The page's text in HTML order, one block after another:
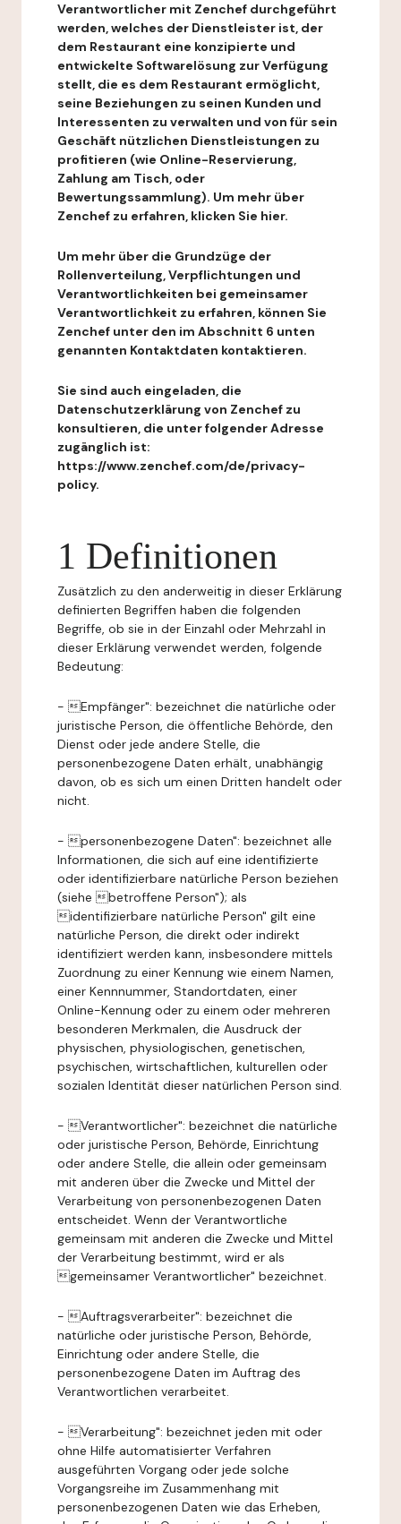
Verantwortlicher mit Zenchef durchgeführt
werden, welches der Dienstleister ist, der
dem Restaurant eine konzipierte und
entwickelte Softwarelösung zur Verfügung
stellt, die es dem Restaurant ermöglicht,
seine Beziehungen zu seinen Kunden und
Interessenten zu verwalten und von für sein
Geschäft nützlichen Dienstleistungen zu
profitieren (wie Online-Reservierung,
Zahlung am Tisch, oder
Bewertungssammlung). Um mehr über
Zenchef zu erfahren, klicken Sie hier.
Um mehr über die Grundzüge der
Rollenverteilung, Verpflichtungen und
Verantwortlichkeiten bei gemeinsamer
Verantwortlichkeit zu erfahren, können Sie
Zenchef unter den im Abschnitt 6 unten
genannten Kontaktdaten kontaktieren.
Sie sind auch eingeladen, die
Datenschutzerklärung von Zenchef zu
konsultieren, die unter folgender Adresse
zugänglich ist:
https://www.zenchef.com/de/privacy-
policy.
1 Definitionen
Zusätzlich zu den anderweitig in dieser Erklärung
definierten Begriffen haben die folgenden
Begriffe, ob sie in der Einzahl oder Mehrzahl in
dieser Erklärung verwendet werden, folgende
Bedeutung:
- Empfänger": bezeichnet die natürliche oder
juristische Person, die öffentliche Behörde, den
Dienst oder jede andere Stelle, die
personenbezogene Daten erhält, unabhängig
davon, ob es sich um einen Dritten handelt oder
nicht.
- personenbezogene Daten": bezeichnet alle
Informationen, die sich auf eine identifizierte
oder identifizierbare natürliche Person beziehen
(siehe betroffene Person"); als
identifizierbare natürliche Person" gilt eine
natürliche Person, die direkt oder indirekt
identifiziert werden kann, insbesondere mittels
Zuordnung zu einer Kennung wie einem Namen,
einer Kennnummer, Standortdaten, einer
Online-Kennung oder zu einem oder mehreren
besonderen Merkmalen, die Ausdruck der
physischen, physiologischen, genetischen,
psychischen, wirtschaftlichen, kulturellen oder
sozialen Identität dieser natürlichen Person sind.
- Verantwortlicher": bezeichnet die natürliche
oder juristische Person, Behörde, Einrichtung
oder andere Stelle, die allein oder gemeinsam
mit anderen über die Zwecke und Mittel der
Verarbeitung von personenbezogenen Daten
entscheidet. Wenn der Verantwortliche
gemeinsam mit anderen die Zwecke und Mittel
der Verarbeitung bestimmt, wird er als
gemeinsamer Verantwortlicher" bezeichnet.
- Auftragsverarbeiter": bezeichnet die
natürliche oder juristische Person, Behörde,
Einrichtung oder andere Stelle, die
personenbezogene Daten im Auftrag des
Verantwortlichen verarbeitet.
- Verarbeitung": bezeichnet jeden mit oder
ohne Hilfe automatisierter Verfahren
ausgeführten Vorgang oder jede solche
Vorgangsreihe im Zusammenhang mit
personenbezogenen Daten wie das Erheben,